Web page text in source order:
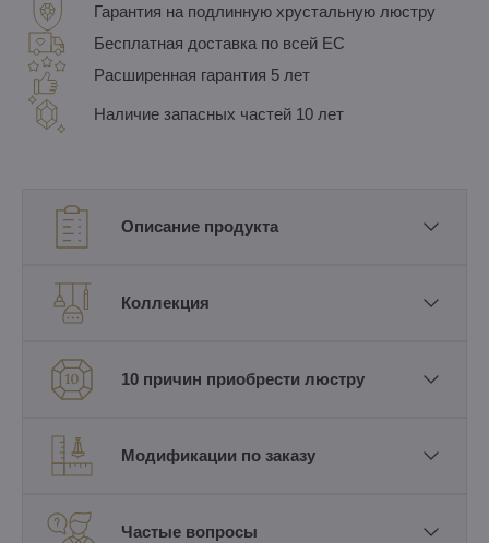
Гарантия на подлинную хрустальную люстру
Бесплатная доставка по всей ЕС
Расширенная гарантия 5 лет
Наличие запасных частей 10 лет
Описание продукта
Коллекция
10 причин приобрести люстру
Модификации по заказу
Частые вопросы